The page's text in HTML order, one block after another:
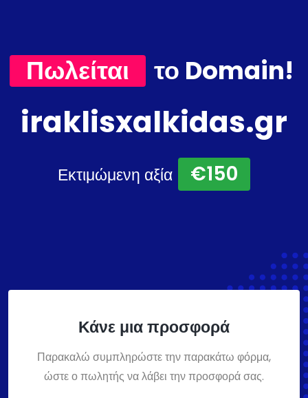
Πωλείται το Domain!
iraklisxalkidas.gr
Εκτιμώμενη αξία €150
Κάνε μια προσφορά
Παρακαλώ συμπληρώστε την παρακάτω φόρμα,
ώστε ο πωλητής να λάβει την προσφορά σας.